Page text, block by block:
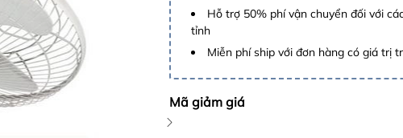
Hỗ trợ 50% phí vận chuyển đối với
tỉnh
Miễn phí ship với đơn hàng có giá trị
Mã giảm giá